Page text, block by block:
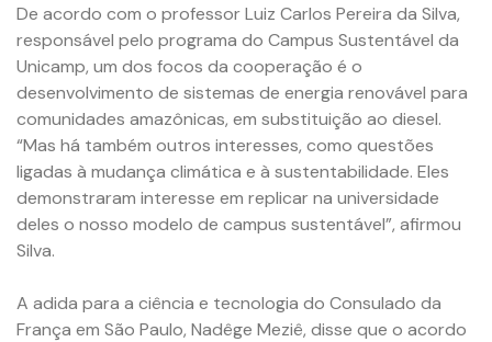
De acordo com o professor Luiz Carlos Pereira da Silva,
responsável pelo programa do Campus Sustentável da
Unicamp, um dos focos da cooperação é o
desenvolvimento de sistemas de energia renovável para
comunidades amazônicas, em substituição ao diesel.
“Mas há também outros interesses, como questões
ligadas à mudança climática e à sustentabilidade. Eles
demonstraram interesse em replicar na universidade
deles o nosso modelo de campus sustentável”, afirmou
Silva.
A adida para a ciência e tecnologia do Consulado da
França em São Paulo, Nadêge Meziê, disse que o acordo